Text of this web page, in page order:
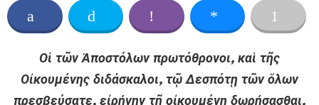
Οἱ τῶνἈποστόλωνπρωτόθρονοι, καὶ τῆς
Οἰκουμένης διδάσκαλοι, τῷ Δεσπότῃ τῶν ὅλων
πρεσβεύσατε, εἰρήνην τῆ οἰκουμένῃ δωρήσασθαι,